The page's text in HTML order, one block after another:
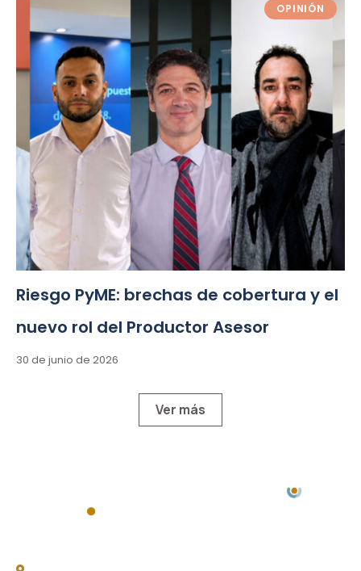
OPINIÓN
Riesgo PyME: brechas de cobertura y el
nuevo rol del Productor Asesor
30 de junio de 2026
Ver más